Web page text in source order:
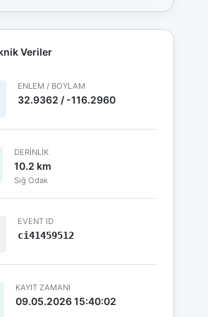
Veriler
ENLEM / BOYLAM
32.9362 / -116.2960
DERINLIK
10.2 km
Sığ Odak
EVENT ID
ci41459512
KAYIT ZAMANI
09.05.2026 15:40:02